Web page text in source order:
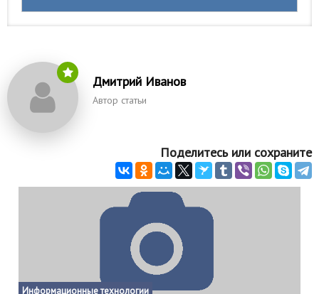
Дмитрий Иванов
Автор статьи
Поделитесь или сохраните
Информационные технологии